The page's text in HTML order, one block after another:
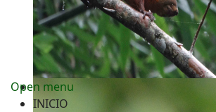
Open menu
INICIO